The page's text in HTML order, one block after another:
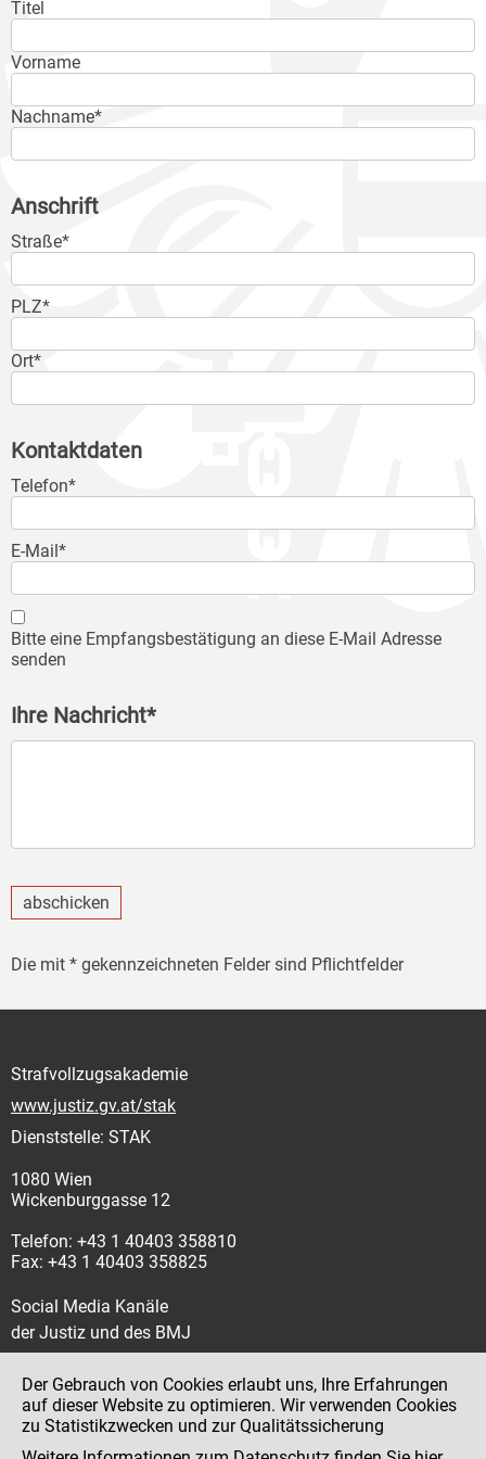
Titel
Vorname
Nachname*
Anschrift
Straße*
PLZ*
Ort*
Kontaktdaten
Telefon*
E-Mail*
Bitte eine Empfangsbestätigung an diese E-Mail Adresse
senden
Ihre Nachricht*
abschicken
Die mit * gekennzeichneten Felder sind Pflichtfelder
Strafvollzugsakademie
www.justiz.gv.at/stak
Dienststelle: STAK
1080 Wien
Wickenburggasse 12
Telefon: +43 1 40403 358810
Fax: +43 1 40403 358825
Social Media Kanäle
der Justiz und des BMJ
Impressum
Der Gebrauch von Cookies erlaubt uns, Ihre Erfahrungen
auf dieser Website zu optimieren. Wir verwenden Cookies
zu Statistikzwecken und zur Qualitätssicherung